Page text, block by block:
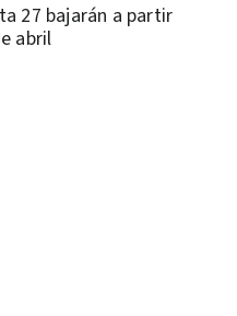
27 bajarán a partir
abril